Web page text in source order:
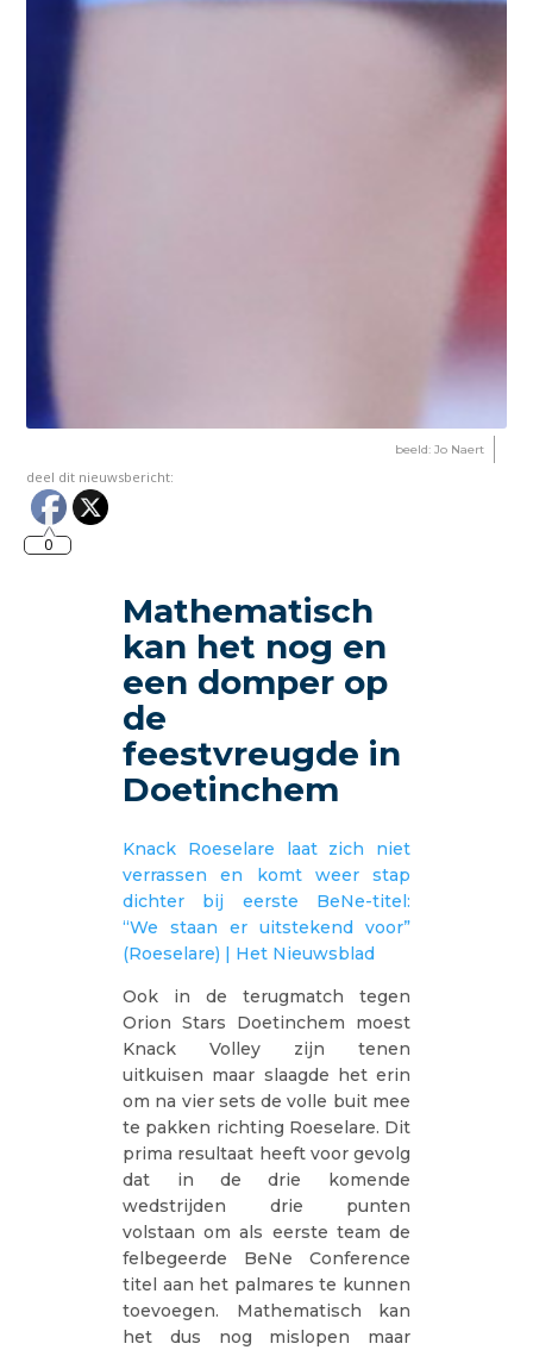
beeld: Jo Naert
deel dit nieuwsbericht:
0
Mathematisch
kan het nog en
een domper op
de
feestvreugde in
Doetinchem
Knack Roeselare laat zich niet
verrassen en komt weer stap
dichter bij eerste BeNe-titel:
“We staan er uitstekend voor”
(Roeselare) | Het Nieuwsblad
Ook in de terugmatch tegen
Orion Stars Doetinchem moest
Knack Volley zijn tenen
uitkuisen maar slaagde het erin
om na vier sets de volle buit mee
te pakken richting Roeselare. Dit
prima resultaat heeft voor gevolg
dat in de drie komende
wedstrijden drie punten
volstaan om als eerste team de
felbegeerde BeNe Conference
titel aan het palmares te kunnen
toevoegen. Mathematisch kan
het dus nog mislopen maar